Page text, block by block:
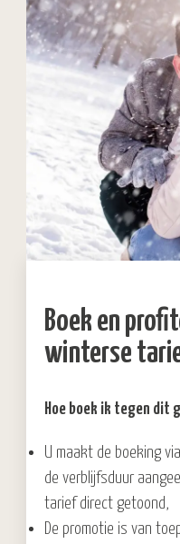
Boek en
winterse
Hoe boek ik tegen
U maakt de boeking
de verblijfsduur
tarief direct getoond,
De promotie is van